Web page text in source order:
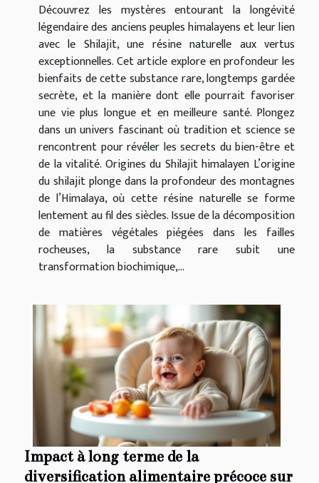
Découvrez les mystères entourant la longévité
légendaire des anciens peuples himalayens et leur lien
avec le Shilajit, une résine naturelle aux vertus
exceptionnelles. Cet article explore en profondeur les
bienfaits de cette substance rare, longtemps gardée
secrète, et la manière dont elle pourrait favoriser
une vie plus longue et en meilleure santé. Plongez
dans un univers fascinant où tradition et science se
rencontrent pour révéler les secrets du bien-être et
de la vitalité. Origines du Shilajit himalayen L’origine
du shilajit plonge dans la profondeur des montagnes
de l’Himalaya, où cette résine naturelle se forme
lentement au fil des siècles. Issue de la décomposition
de matières végétales piégées dans les failles
rocheuses, la substance rare subit une
transformation biochimique,...
Impact à long terme de la
diversification alimentaire précoce sur